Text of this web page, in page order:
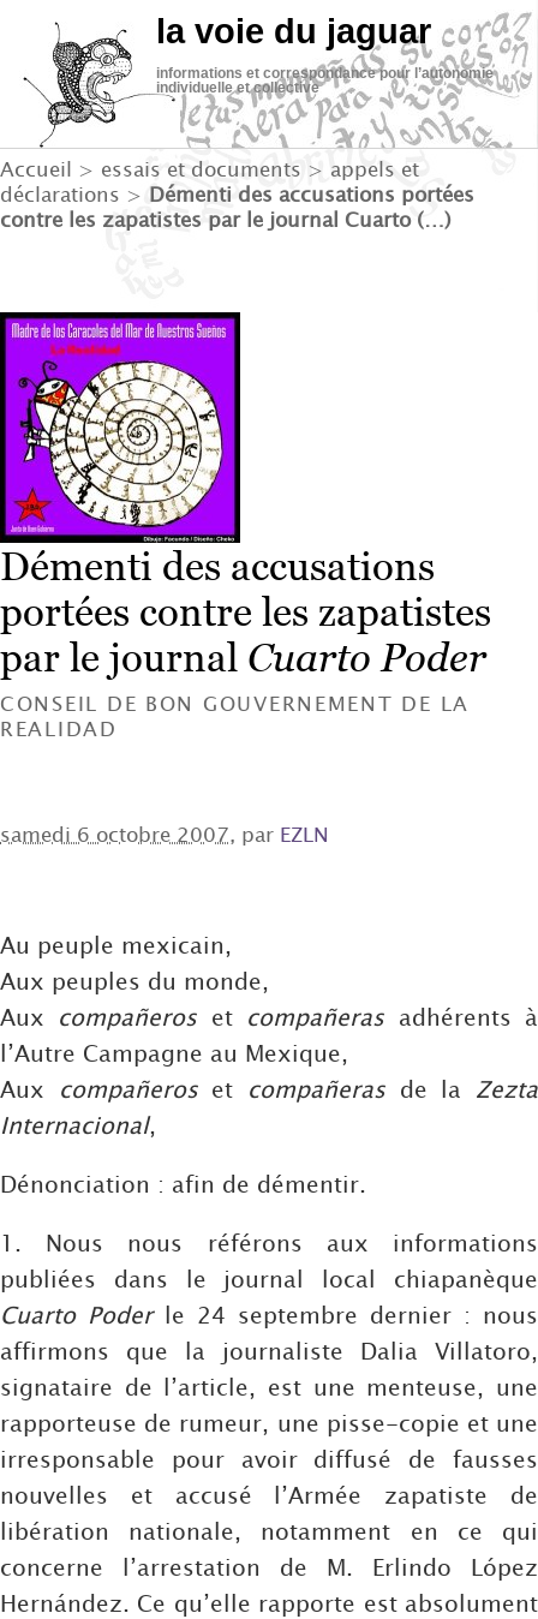
la voie du jaguar
informations et correspondance pour l’autonomie
individuelle et collective
Accueil > essais et documents > appels et
déclarations > Démenti des accusations portées
contre les zapatistes par le journal Cuarto (…)
Démenti des accusations
portées contre les zapatistes
par le journal Cuarto Poder
CONSEIL DE BON GOUVERNEMENT DE LA
REALIDAD
samedi 6 octobre 2007, par EZLN
Au peuple mexicain,
Aux peuples du monde,
Aux compañeros et compañeras adhérents à
l’Autre Campagne au Mexique,
Aux
compañeroset compañeras de la Zezta
Internacional,
Dénonciation : afin de démentir.
1. Nous nous référons aux informations
publiées dans le journal local chiapanèque
Cuarto Poderle 24 septembre dernier : nous
affirmons que la journaliste Dalia Villatoro,
signataire de l’article, est une menteuse, une
rapporteuse de rumeur, une pisse-copie et une
irresponsable pour avoir diffusé de fausses
nouvelles et accusé l’Armée zapatiste de
libération nationale, notamment en ce qui
concerne l’arrestation de M. Erlindo López
Hernández. Ce qu’elle rapporte est absolument